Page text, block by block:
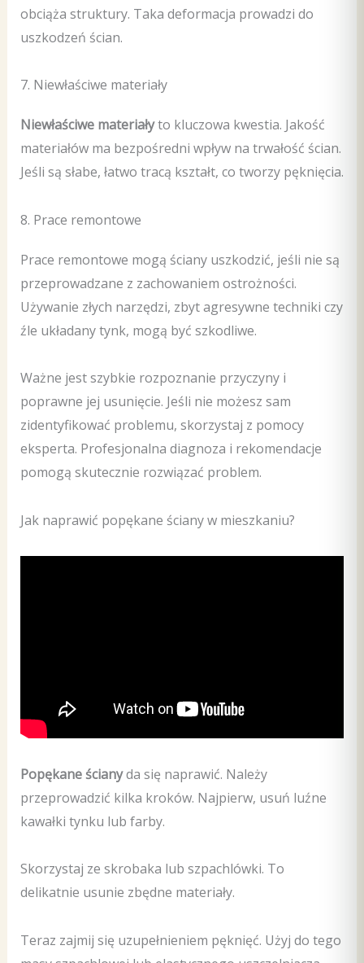
obciąża struktury. Taka deformacja prowadzi do
uszkodzeń ścian.
7. Niewłaściwe materiały
Niewłaściwe materiałyto kluczowa kwestia. Jakość
materiałów ma bezpośredni wpływ na trwałość ścian.
Jeśli są słabe, łatwo tracą kształt, co tworzy pęknięcia.
8. Prace remontowe
Prace remontowe mogą ściany uszkodzić, jeśli nie są
przeprowadzane z zachowaniem ostrożności.
Używanie złych narzędzi, zbyt agresywne techniki czy
źle układany tynk, mogą być szkodliwe.
Ważne jest szybkie rozpoznanie przyczyny i
poprawne jej usunięcie. Jeśli nie możesz sam
zidentyfikować problemu, skorzystaj z pomocy
eksperta. Profesjonalna diagnoza i rekomendacje
pomogą skutecznie rozwiązać problem.
Jak naprawić popękane ściany w mieszkaniu?
Popękane ścianyda się naprawić. Należy
przeprowadzić kilka kroków. Najpierw, usuń luźne
kawałki tynku lub farby.
Skorzystaj ze skrobaka lub szpachlówki. To
delikatnie usunie zbędne materiały.
Teraz zajmij się uzupełnieniem pęknięć. Użyj do tego